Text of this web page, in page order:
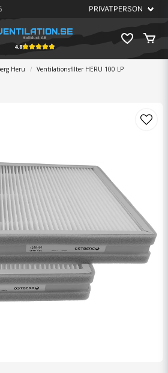
4.8
Heru Ventilationsfilter HERU 100 LP